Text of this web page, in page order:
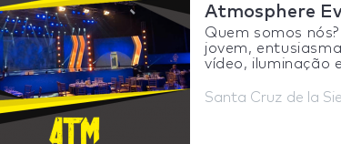
Atmosphere
Quem somos
jovem,
vídeo, iluminação
Santa Cruz de la